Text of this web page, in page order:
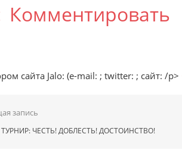
Комментировать
сайта Jalo: (e-mail: ; twitter: ; сайт: /p>
по записям
запись
ЧЕСТЬ! ДОБЛЕСТЬ! ДОСТОИНСТВО!